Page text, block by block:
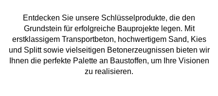
Entdecken Sie unsere Schlüsselprodukte, die den
Grundstein für erfolgreiche Bauprojekte legen. Mit
erstklassigem Transportbeton, hochwertigem Sand, Kies
und Splitt sowie vielseitigen Betonerzeugnissen bieten wir
Ihnen die perfekte Palette an Baustoffen, um Ihre Visionen
zu realisieren.